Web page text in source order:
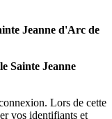
Jeanne d'Arc de
Sainte Jeanne
Lors de cette
vos identifiants et